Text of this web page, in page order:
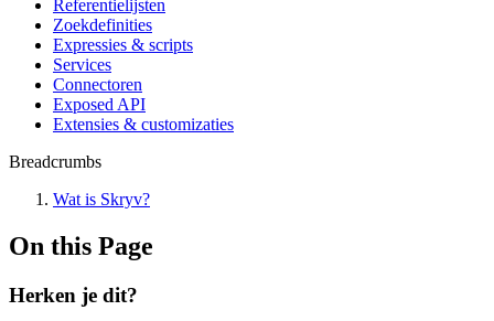
Referentielijsten
Zoekdefinities
Expressies & scripts
Services
Connectoren
Exposed API
Extensies & customizaties
Breadcrumbs
Wat is Skryv?
On this Page
Herken je dit?